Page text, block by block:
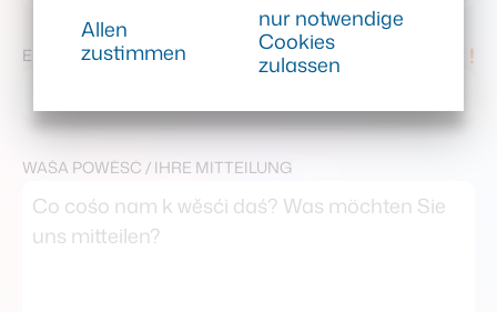
!
E-MAIL
WAŠA POWĚSĆ / IHRE MITTEILUNG
Allen
zustimmen
nur notwendige
Cookies
zulassen